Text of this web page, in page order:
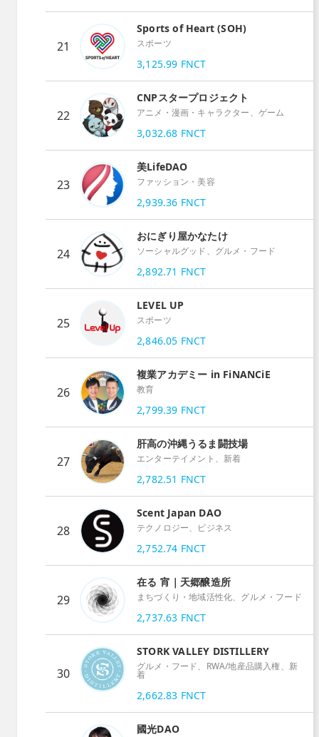
21
Sports of Heart (SOH)
スポーツ
3,125.99 FNCT
22
CNPスタープロジェクト
アニメ・漫画・キャラクター、ゲーム
3,032.68 FNCT
23
美LifeDAO
ファッション・美容
2,939.36 FNCT
24
おにぎり屋かなたけ
ソーシャルグッド、グルメ・フード
2,892.71 FNCT
25
LEVEL UP
スポーツ
2,846.05 FNCT
26
複業アカデミー in FiNANCiE
教育
2,799.39 FNCT
27
肝高の沖縄うるま闘技場
エンターテイメント、新着
2,782.51 FNCT
28
Scent Japan DAO
テクノロジー、ビジネス
2,752.74 FNCT
29
在る 宵｜天郷醸造所
まちづくり・地域活性化、グルメ・フード
2,737.63 FNCT
30
STORK VALLEY DISTILLERY
グルメ・フード、RWA/地産品購入権、新
着
2,662.83 FNCT
國光DAO